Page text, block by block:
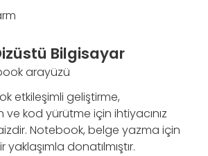
Bilgisayar
etkileşimli geliştirme,
kod yürütme için ihtiyacınız
Notebook, belge yazma için
donatılmıştır.